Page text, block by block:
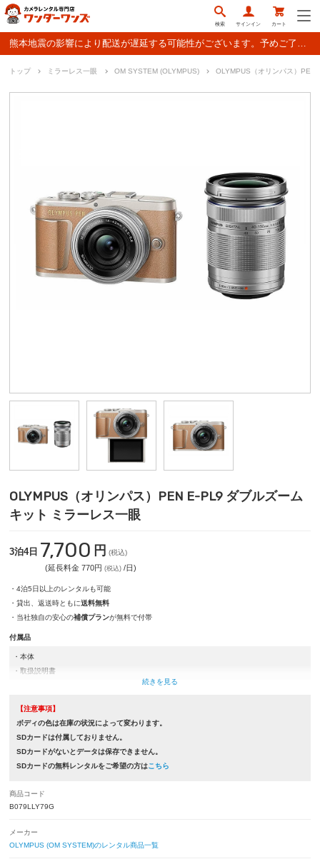
検索 サインイン カート
トップ ミラーレス一眼 OM SYSTEM (OLYMPUS) OLYMPUS（オリンパス）PEN
OLYMPUS（オリンパス）PEN E-PL9 ダブルズーム
キット ミラーレス一眼
3泊4日 7,700 円 (税込)
(延長料金 770円(税込) /日)
・4泊5日以上のレンタルも可能
・貸出、返送時ともに送料無料
・当社独自の安心の補償プランが無料で付帯
付属品
・本体
・取扱説明書
・ネックストラップ
・カメラケース
・標準ズームレンズ
・望遠ズームレンズ
・レンズケース
・レンズ前キャップ×2
※取扱説明書とレンズフードは付属していない商品もございます。
【注意事項】
ボディの色は在庫の状況によって変わります。
SDカードは付属しておりません。
SDカードがないとデータは保存できません。
SDカードの無料レンタルをご希望の方はこちら
商品コード
B079LLY79G
メーカー
OLYMPUS (OM SYSTEM)のレンタル商品一覧